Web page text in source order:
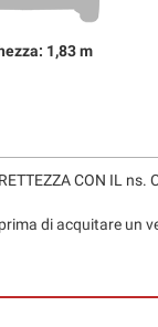
1,83 m
CON IL ns.
di acquitare un